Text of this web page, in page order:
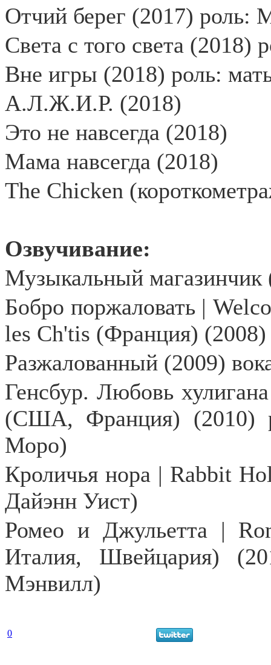
Отчий берег (2017) роль:
Света с того света (2018)
Вне игры (2018) роль:
А.Л.Ж.И.Р. (2018)
Это не навсегда (2018)
Мама навсегда (2018)
The Chicken
Озвучивание:
Музыкальный магазинчик
Бобро поржаловать |
les Ch'tis (Франция)
Разжалованный (2009)
Генсбур. Любовь
(США, Франция) (2010)
Моро)
Кроличья нора | Rabbit
Дайэнн Уист)
Ромео и Джульетта |
Италия, Швейцария)
Мэнвилл)
0